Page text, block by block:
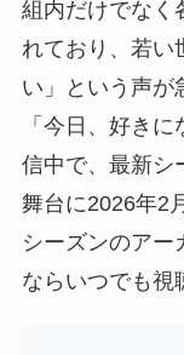
組内だけでなく
れており、若い
い」という声が
「今日、好き
信中で、最新シ
舞台に2026年2
シーズンのアー
ならいつでも視